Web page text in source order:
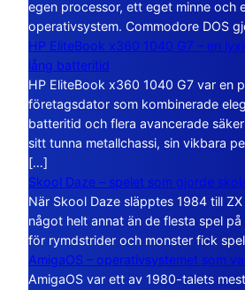
egen processor, ett eget minne och
operativsystem. Commodore DOS
HP EliteBook x360 1040 G7 – en
lång batteritid
HP EliteBook x360 1040 G7 var en
företagsdator som kombinerade
batteritid och flera avancerade
sitt tunna metallchassi, sin vikbara
[…]
Skool Daze – spelet som gjorde
När Skool Daze släpptes 1984 till
något helt annat än de flesta spel
för rymdstrider och monster fick
AmigaOS – operativsystemet som
AmigaOS var ett av 1980-talets